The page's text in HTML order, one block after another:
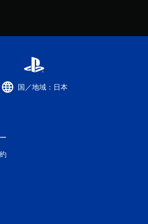
国／地域：日本